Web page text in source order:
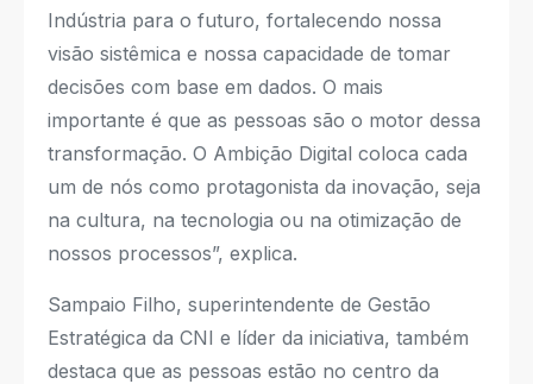
Indústria para o futuro, fortalecendo nossa
visão sistêmica e nossa capacidade de tomar
decisões com base em dados. O mais
importante é que as pessoas são o motor dessa
transformação. O Ambição Digital coloca cada
um de nós como protagonista da inovação, seja
na cultura, na tecnologia ou na otimização de
nossos processos”, explica.
Sampaio Filho, superintendente de Gestão
Estratégica da CNI e líder da iniciativa, também
destaca que as pessoas estão no centro da